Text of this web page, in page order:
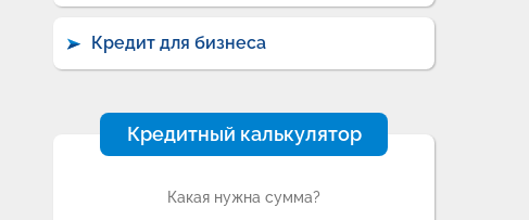
Кредит для бизнеса
Кредитный калькулятор
Какая нужна сумма?